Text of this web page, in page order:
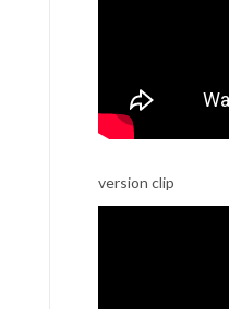
version clip